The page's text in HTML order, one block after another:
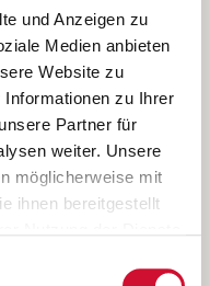
und Anzeigen zu
Medien anbieten
Website zu
zu Ihrer
Partner für
weiter. Unsere
möglicherweise mit
ihnen bereitgestellt
Daten
der Kontaktanfrage
Bad Kissingen
Stellenangebot
weitergegeben
gegenüber dem
entnehmen.